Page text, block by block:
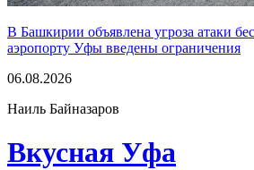
В Башкирии объявлена угроза атаки
аэропорту Уфы введены ограничения
06.08.2026
Наиль Байназаров
Вкусная Уфа